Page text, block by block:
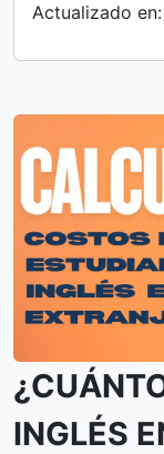
Actualizado en:
INGLÉS